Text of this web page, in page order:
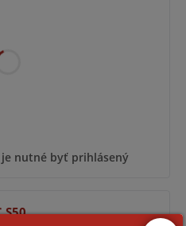
nutné byť prihlásený
S50